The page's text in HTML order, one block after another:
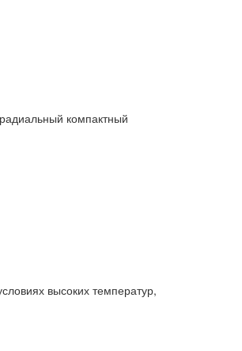
компактный
высоких температур,